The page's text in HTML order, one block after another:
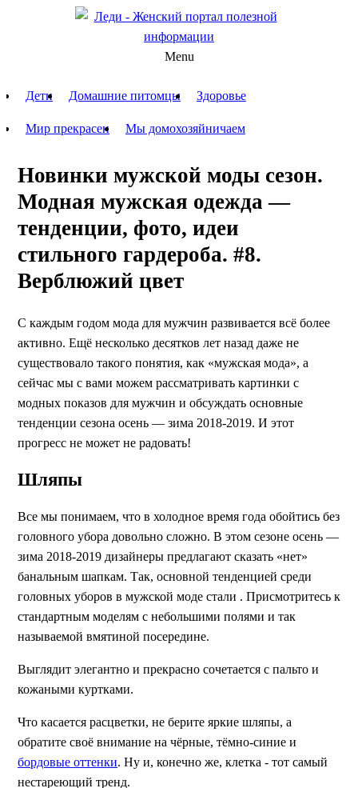
Menu
Дети Домашние питомцы Здоровье
Мир прекрасен Мы домохозяйничаем
Новинки мужской моды сезон.
Модная мужская одежда —
тенденции, фото, идеи
стильного гардероба. #8.
Верблюжий цвет
С каждым годом мода для мужчин развивается всё более
активно. Ещё несколько десятков лет назад даже не
существовало такого понятия, как «мужская мода», а
сейчас мы с вами можем рассматривать картинки с
модных показов для мужчин и обсуждать основные
тенденции сезона осень — зима 2018-2019. И этот
прогресс не может не радовать!
Шляпы
Все мы понимаем, что в холодное время года обойтись без
головного убора довольно сложно. В этом сезоне осень —
зима 2018-2019 дизайнеры предлагают сказать «нет»
банальным шапкам. Так, основной тенденцией среди
головных уборов в мужской моде стали . Присмотритесь к
стандартным моделям с небольшими полями и так
называемой вмятиной посередине.
Выглядит элегантно и прекрасно сочетается с пальто и
кожаными куртками.
Что касается расцветки, не берите яркие шляпы, а
обратите своё внимание на чёрные, тёмно-синие и
бордовые оттенки. Ну и, конечно же, клетка - тот самый
нестареющий тренд.